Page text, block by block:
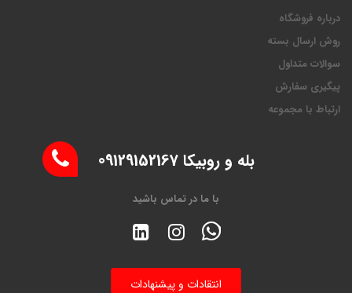
درباره فروشگاه
روش ارسال بسته
سوالات متداول
پیگیری سفارش
ارتباط با مجموعه
بله و روبیکا 09129152167
با ما در تماس باشید
انتقادات و پیشنهادات